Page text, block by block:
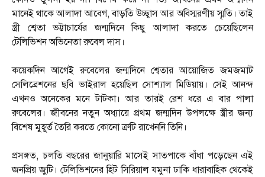
মানেই থাকে আলাদা আবেগ, বাড়তি উচ্ছ্বাস আর অবিস্মরণীয় স্মৃতি। তাই
স্ত্রী শ্বেতা ভট্টাচার্যের জন্মদিনে কিছু আলাদা করতে চেয়েছিলেন
টেলিভিশন অভিনেতা রুবেল দাস।
কয়েকদিন আগেই রুবেলের জন্মদিনে শ্বেতার আয়োজিত জমজমাট
সেলিব্রেশনের ছবি ভাইরাল হয়েছিল সোশ্যাল মিডিয়ায়। সেই আনন্দ
এখনও অনেকের মনে টাটকা। আর তারই রেশ ধরে এ বার পালা
রুবেলের। জীবনের নতুন অধ্যায়ে প্রথম জন্মদিন উপলক্ষে স্ত্রীর জন্য
বিশেষ মুহূর্ত তৈরি করতে কোনো ত্রুটি রাখেননি তিনি।
প্রসঙ্গত, চলতি বছরের জানুয়ারি মাসেই সাতপাকে বাঁধা পড়েছেন এই
জনপ্রিয় জুটি। টেলিভিশনের হিট সিরিয়াল যমুনা ঢাকি ধারাবাহিক থেকেই